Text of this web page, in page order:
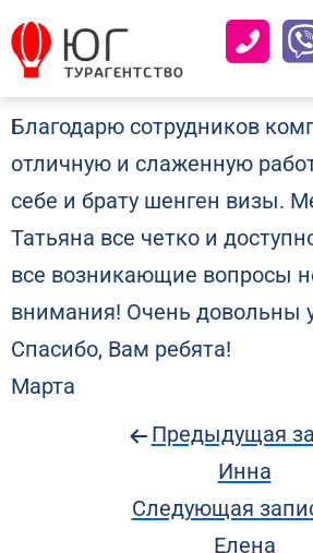
Благодарю сотрудников
отличную и слаженную
себе и брату шенген визы.
Татьяна все четко и
все возникающие вопросы
внимания! Очень довольны
Спасибо, Вам ребята!
Марта
Предыдущая
Инна
Следующая
Елена